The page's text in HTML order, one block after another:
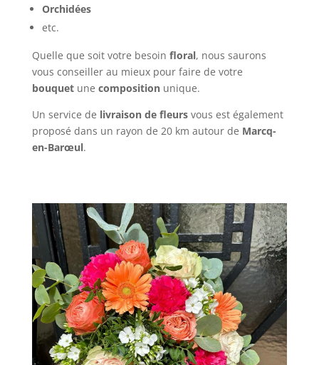
Orchidées
etc.
Quelle que soit votre besoin floral, nous saurons
vous conseiller au mieux pour faire de votre
bouquetune compositionunique.
Un service de livraison de fleursvous est également
proposé dans un rayon de 20 km autour de Marcq-
en-Barœul.